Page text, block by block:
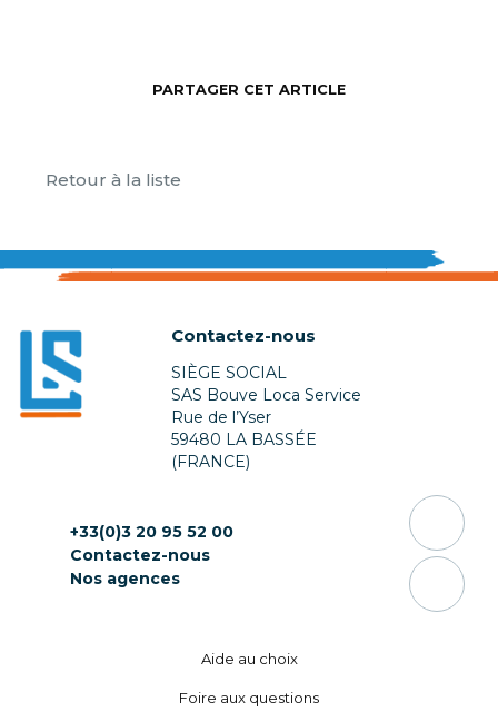
PARTAGER CET ARTICLE
Retour à la liste
Contactez-nous
SIÈGE SOCIAL
SAS Bouve Loca Service
Rue de l’Yser
59480 LA BASSÉE
(FRANCE)
+33(0)3 20 95 52 00
Contactez-nous
Nos agences
Aide au choix
Foire aux questions